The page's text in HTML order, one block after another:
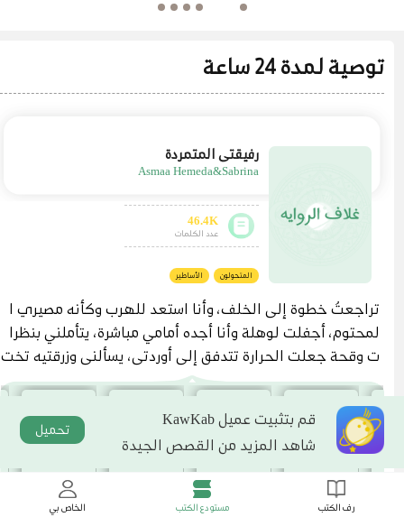
توصية لمدة 24 ساعة
رفيقتي المتمردة
Asmaa Hemeda&Sabrina
46.4K
عدد الكلمات
المتحولون الأساطير
تراجعتُ خطوة إلى الخلف، وأنا استعد للهرب وكأنه مصيري ا
لمحتوم، أجفلت لوهلة وأنا أجده أمامي مباشرة، يتأملني بنظرا
ت وقحة جعلت الحرارة تتدفق إلى أوردتي، يسألني وزرقتيه تخت
رق أعماقي، "ما اسمك يا جميلة؟" حدقت به لبرهة، ومن ثم أطل
قتُ العنان لساقيا أبتعد قدر استطاعتي، وأنا اندس بين المارة و
نجحت في الوصول إلى مخارج القرية. وبينما كنت التقط أنفا
سي، شعرتُ بيدٍ تكمم فمي، وذراع قوية تحاوط خصري من الخل
ف، وصاحبها يلصق جسدي به، يتراجع وهو يحملني بذراع واحد
دون أدنى عناء. وكزته بمرفقي إلى جانب ضلوعه بقوة، ولكن ل
قم بتثبيت عميل KawKab
شاهد المزيد من القصص الجيدة
تحميل
الخاص بي مستودع الكتب رف الكتب